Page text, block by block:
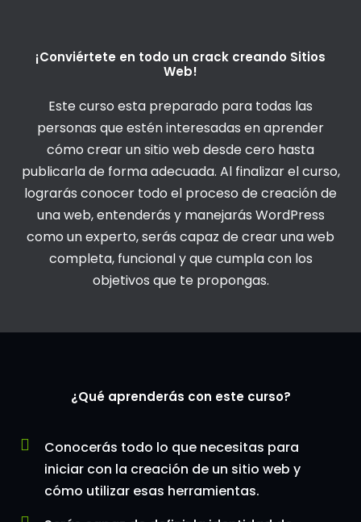
¡Conviértete en todo un crack creando Sitios
Web!
Este curso esta preparado para todas las
personas que estén interesadas en aprender
cómo crear un sitio web desde cero hasta
publicarla de forma adecuada. Al finalizar el curso,
lograrás conocer todo el proceso de creación de
una web, entenderás y manejarás WordPress
como un experto, serás capaz de crear una web
completa, funcional y que cumpla con los
objetivos que te propongas.
¿Qué aprenderás con este curso?
Conocerás todo lo que necesitas para
iniciar con la creación de un sitio web y
cómo utilizar esas herramientas.